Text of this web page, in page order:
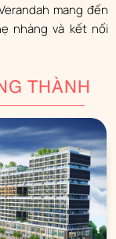
mang đến
nhàng và kết nối
THÀNH